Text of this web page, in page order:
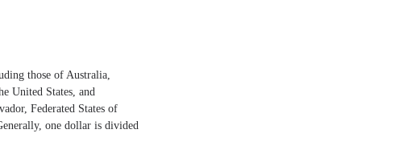
those of Australia,
United States, and
Federated States of
one dollar is divided